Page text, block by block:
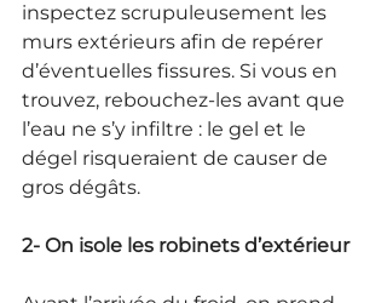
inspectez scrupuleusement les
murs extérieurs afin de repérer
d’éventuelles fissures. Si vous en
trouvez, rebouchez-les avant que
l’eau ne s’y infiltre : le gel et le
dégel risqueraient de causer de
gros dégâts.
2- On isole les robinets d’extérieur